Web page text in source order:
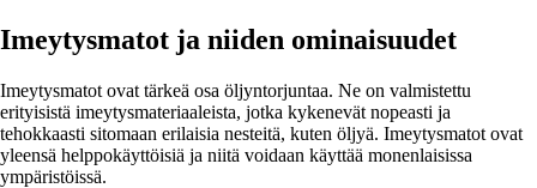
Imeytysmatot ja niiden ominaisuudet
Imeytysmatot ovat tärkeä osa öljyntorjuntaa. Ne on valmistettu
erityisistä imeytysmateriaaleista, jotka kykenevät nopeasti ja
tehokkaasti sitomaan erilaisia nesteitä, kuten öljyä. Imeytysmatot ovat
yleensä helppokäyttöisiä ja niitä voidaan käyttää monenlaisissa
ympäristöissä.